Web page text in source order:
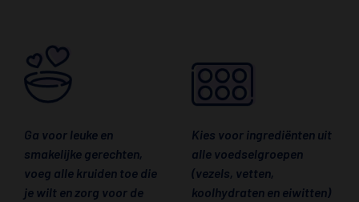
Ga voor leuke en
smakelijke gerechten,
voeg alle kruiden toe die
je wilt en zorg voor de
Kies voor ingrediënten uit
alle voedselgroepen
(vezels, vetten,
koolhydraten en eiwitten)